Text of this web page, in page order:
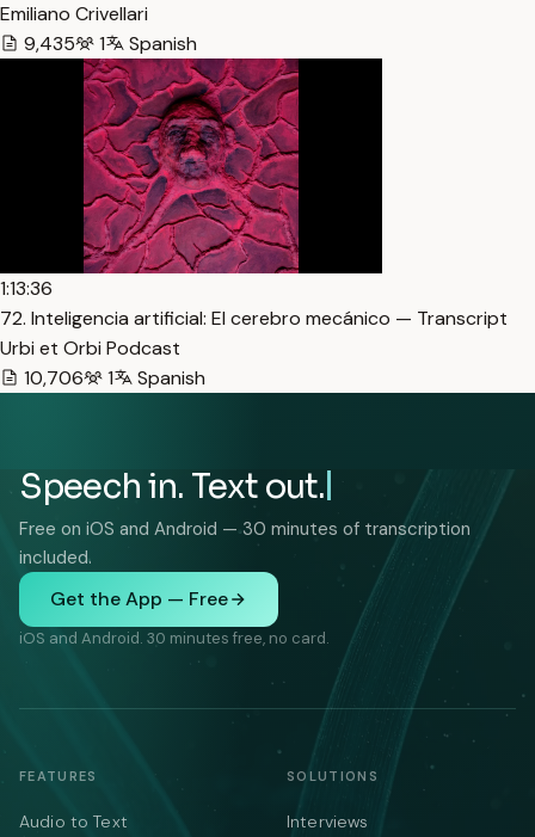
Emiliano Crivellari
9,435
1 Spanish
1:13:36
72. Inteligencia artificial: El cerebro mecánico — Transcript
Urbi et Orbi Podcast
10,706
1 Spanish
Speech in. Text out.
Free on iOS and Android — 30 minutes of transcription
included.
Get the App — Free
iOS and Android. 30 minutes free, no card.
FEATURES
Audio to Text
SOLUTIONS
Interviews